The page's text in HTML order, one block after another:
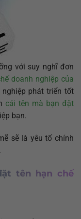
với suy nghĩ đơn
doanh nghiệp của
phát triển tốt
cái tên mà bạn đặt
bạn.
sẽ là yêu tố chính
tên hạn chế